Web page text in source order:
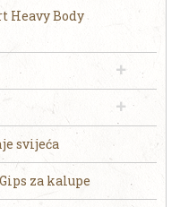
Heavy Body
svijeća
za kalupe